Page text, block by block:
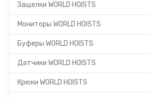
Защелки WORLD HOISTS
Мониторы WORLD HOISTS
Буферы WORLD HOISTS
Датчики WORLD HOISTS
Крюки WORLD HOISTS